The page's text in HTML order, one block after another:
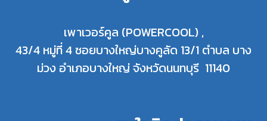
เพาเวอร์คูล (POWERCOOL) ,
43/4 หมู่ที่ 4 ซอยบางใหญ่บางคูลัด 13/1 ตำบล บาง
ม่วง อำเภอบางใหญ่ จังหวัดนนทบุรี 11140